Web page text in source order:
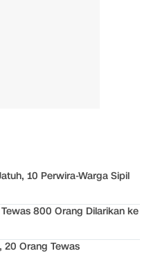
10 Perwira-Warga Sipil
800 Orang Dilarikan ke
20 Orang Tewas